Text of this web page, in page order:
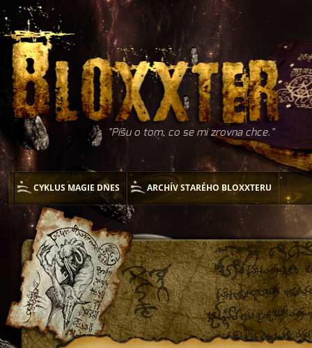
Píšu o tom, co se mi zrovna chce.
CYKLUS MAGIE DNES ARCHÍV STARÉHO BLOXXTERU